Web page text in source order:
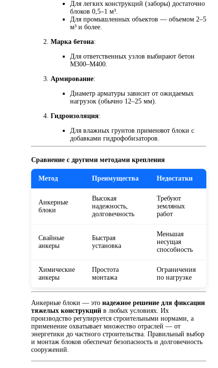
Для легких конструкций (заборы) достаточно
блоков 0,5–1 м³.
Для промышленных объектов — объемом 2–5
м³ и более.
Марка бетона:
Для ответственных узлов выбирают бетон
М300–М400.
Армирование:
Диаметр арматуры зависит от ожидаемых
нагрузок (обычно 12–25 мм).
Гидроизоляция:
Для влажных грунтов применяют блоки с
добавками гидрофобизаторов.
Сравнение с другими методами крепления
Метод Преимущества Недостатки
Анкерные
блоки
Высокая
надежность,
долговечность
Требуют
земляных
работ
Свайные
анкеры
Быстрая
установка
Меньшая
несущая
способность
Химические
анкеры
Простота
монтажа
Ограничения
по нагрузке
Анкерные блоки — это надежное решение для фиксации
тяжелых конструкций в любых условиях. Их
производство регулируется строительными нормами, а
применение охватывает множество отраслей — от
энергетики до частного строительства. Правильный выбор
и монтаж блоков обеспечат безопасность и долговечность
сооружений.